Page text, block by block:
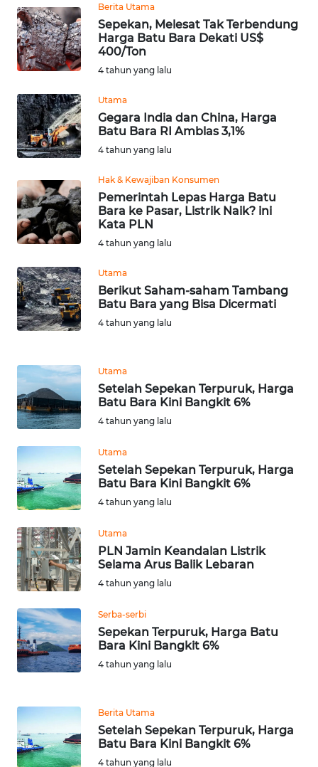
Berita Utama
Sepekan, Melesat Tak Terbendung
Harga Batu Bara Dekati US$
400/Ton
4 tahun yang lalu
Utama
Gegara India dan China, Harga
Batu Bara RI Amblas 3,1%
4 tahun yang lalu
Hak & Kewajiban Konsumen
Pemerintah Lepas Harga Batu
Bara ke Pasar, Listrik Naik? ini
Kata PLN
4 tahun yang lalu
Utama
Berikut Saham-saham Tambang
Batu Bara yang Bisa Dicermati
4 tahun yang lalu
Utama
Setelah Sepekan Terpuruk, Harga
Batu Bara Kini Bangkit 6%
4 tahun yang lalu
Utama
Setelah Sepekan Terpuruk, Harga
Batu Bara Kini Bangkit 6%
4 tahun yang lalu
Utama
PLN Jamin Keandalan Listrik
Selama Arus Balik Lebaran
4 tahun yang lalu
Serba-serbi
Sepekan Terpuruk, Harga Batu
Bara Kini Bangkit 6%
4 tahun yang lalu
Berita Utama
Setelah Sepekan Terpuruk, Harga
Batu Bara Kini Bangkit 6%
4 tahun yang lalu
Informasi
INDEKS
BERITA
KONTAK
KAMI
INFO
TENTANG
KAMI
MEDIA
SIBER
REDAKSI
KARIR
DISCLAIMER
News
Regional
WN
WN
JAKARTA
WN
JABAR
WN
BANTEN
NTT
WN